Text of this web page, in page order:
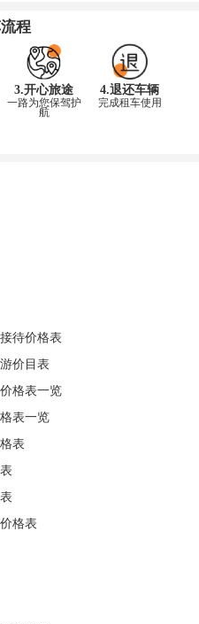
程
3.开心旅途
一路为您保驾护
航
4.退还车辆
完成租车使用
待价格表
价目表
格表一览
表一览
表
格表